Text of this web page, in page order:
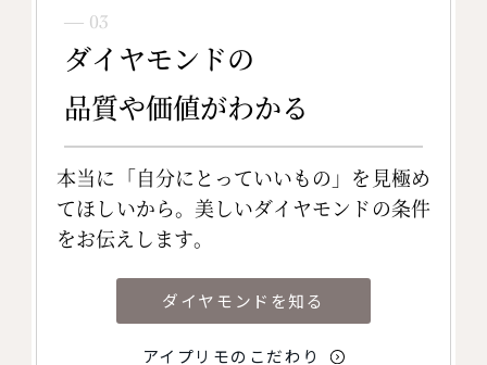
― 03
ダイヤモンドの
品質や価値がわかる
本当に「自分にとっていいもの」を見極め
てほしいから。美しいダイヤモンドの条件
をお伝えします。
ダイヤモンドを知る
アイプリモのこだわり